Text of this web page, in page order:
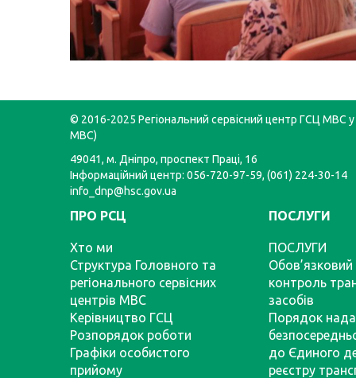
© 2016-2025 Регіональний сервісний центр ГСЦ МВС у
МВС)
49041, м. Дніпро, проспект Праці, 16
Інформаційний центр: 056-720-97-59, (061) 224-30-14
info_dnp@hsc.gov.ua
ПРО РСЦ
Хто ми
Структура Головного та
регіонального сервісних
центрів МВС
Керівництво ГСЦ
Розпорядок роботи
Графіки особистого
прийому
ПОСЛУГИ
ПОСЛУГИ
Обов’язковий
контроль
засобів
Порядок
до Єдиного
реєстру